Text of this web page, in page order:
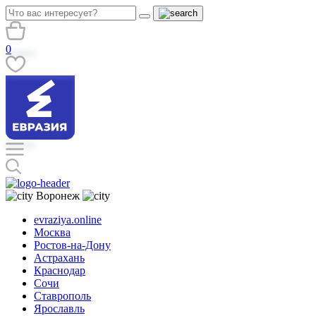
0
Воронеж
evraziya.online
Москва
Ростов-на-Дону
Астрахань
Краснодар
Сочи
Ставрополь
Ярославль